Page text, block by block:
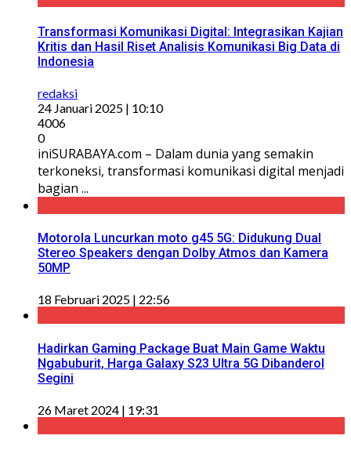
Transformasi Komunikasi Digital: Integrasikan Kajian
Kritis dan Hasil Riset Analisis Komunikasi Big Data di
Indonesia
redaksi
24 Januari 2025 | 10:10
4006
0
iniSURABAYA.com – Dalam dunia yang semakin
terkoneksi, transformasi komunikasi digital menjadi
bagian ...
Motorola Luncurkan moto g45 5G: Didukung Dual
Stereo Speakers dengan Dolby Atmos dan Kamera
50MP
18 Februari 2025 | 22:56
Hadirkan Gaming Package Buat Main Game Waktu
Ngabuburit, Harga Galaxy S23 Ultra 5G Dibanderol
Segini
26 Maret 2024 | 19:31